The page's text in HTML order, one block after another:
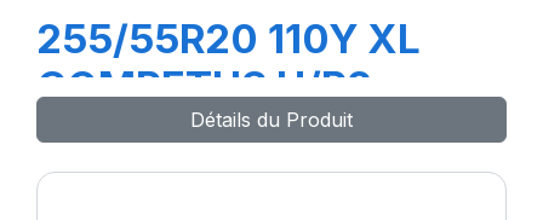
255/55R20 110Y XL
COMPETUS H/P2
Détails du Produit